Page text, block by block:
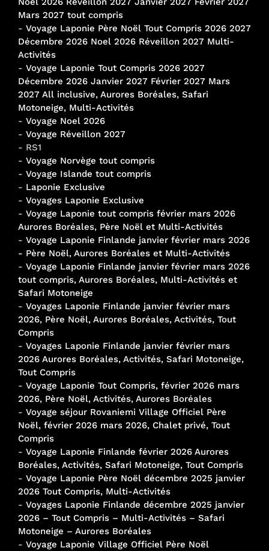
Mars 2027 tout compris
- Voyage Laponie Père Noël Tout Compris 2026 2027
Décembre 2026 Noel 2026 Réveillon 2027 Multi-
Activités
- Voyage Laponie Tout Compris 2026 2027
Décembre 2026 Janvier 2027 Février 2027 Mars
2027 All inclusive, Aurores Boréales, Safari
Motoneige, Multi-Activités
- Voyage Noel 2026
- Voyage Réveillon 2027
- RS1
- Voyage Norvège tout compris
- Voyage Islande tout compris
- Laponie Exclusive
- Voyages Laponie Exclusive
- Voyage Laponie tout compris février mars 2026
Aurores Boréales, Père Noël et Multi-Activités
- Voyage Laponie Finlande janvier février mars 2026
- Père Noël, Aurores Boréales et Multi-Activités
- Voyage Laponie Finlande janvier février mars 2026
tout compris, Aurores Boréales, Multi-Activités et
Safari Motoneige
- Voyages Laponie Finlande janvier février mars
2026, Père Noël, Aurores Boréales, Activités, Tout
Compris
- Voyages Laponie Finlande janvier février mars
2026 Aurores Boréales, Activités, Safari Motoneige,
Tout Compris
- Voyage Laponie Tout Compris, février 2026 mars
2026, Père Noël, Activités, Aurores Boréales
- Voyage séjour Rovaniemi Village Officiel Père
Noël, février 2026 mars 2026, Chalet privé, Tout
Compris
- Voyage Laponie Finlande février 2026 Aurores
Boréales, Activités, Safari Motoneige, Tout Compris
- Voyage Laponie Père Noël décembre 2025 janvier
2026 Tout Compris, Multi-Activités
- Voyages Laponie Finlande décembre 2025 janvier
2026 – Tout Compris – Multi-Activités – Safari
Motoneige – Aurores Boréales
- Voyage Laponie Village Officiel Père Noël